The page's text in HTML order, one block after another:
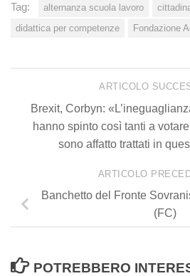
Tag: alternanza scuola lavoro
didattica per competenze
Fondazione
ARTICOLO
Brexit, Corbyn:
hanno spinto così tanti a
sono affatto trattati in
ARTICOLO
Banchetto del Fronte
(FC)
POTREBBERO